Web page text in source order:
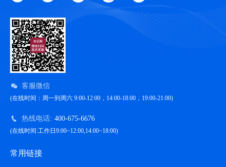
客服微信
(在线时间：周一到周六 9:00-12:00，14:00-18:00，19:00-21:00)
热线电话: 400-675-6676
(在线时间:工作日9:00~12:00,14:00~18:00)
常用链接